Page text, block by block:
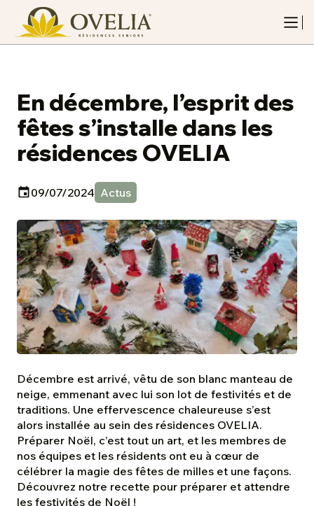
En décembre, l’esprit des
fêtes s’installe dans les
résidences OVELIA
09/07/2024 Actus
Décembre est arrivé, vêtu de son blanc manteau de
neige, emmenant avec lui son lot de festivités et de
traditions. Une effervescence chaleureuse s’est
alors installée au sein des résidences OVELIA.
Préparer Noël, c’est tout un art, et les membres de
nos équipes et les résidents ont eu à cœur de
célébrer la magie des fêtes de milles et une façons.
Découvrez notre recette pour préparer et attendre
les festivités de Noël !